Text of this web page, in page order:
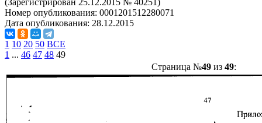
(Зарегистрирован 25.12.2015 № 40251)
Номер опубликования: 0001201512280071
Дата опубликования: 28.12.2015
1 10 20 50 ВСЕ
1 ... 46 47 48 49
Страница №49из 49: